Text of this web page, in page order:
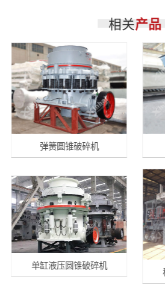
相关产品
弹簧圆锥破碎机
单缸液压圆锥破碎机